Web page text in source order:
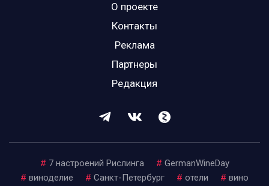
О проекте
Контакты
Реклама
Партнеры
Редакция
# 7 настроений Рислинга # GermanWineDay
# виноделие # Санкт-Петербург # отели # вино